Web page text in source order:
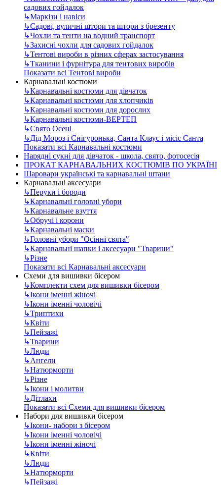
садових гойдалок
↳Маркізи і навіси
↳Садові, вуличні штори та штори з брезенту
↳Чохли та тенти на водний транспорт
↳Захисні чохли для садових гойдалок
↳Тентові вироби в різних сферах застосування
↳Тканини і фурнітура для тентових виробів
Показати всі Тентові вироби
Карнавальні костюми
↳Карнавальні костюми для дівчаток
↳Карнавальні костюми для хлопчиків
↳Карнавальні костюми для дорослих
↳Карнавальні костюми-ВЕРТЕП
↳Свято Осені
↳Дід Мороз і Снігуронька, Санта Клаус і місіс Санта
Показати всі Карнавальні костюми
Нарядні сукні для дівчаток - школа, свято, фотосесія
ПРОКАТ КАРНАВАЛЬНИХ КОСТЮМІВ ПО УКРАЇНІ
Шаровари українські та карнавальні штани
Карнавальні аксесуари
↳Перуки і бороди
↳Карнавальні головні убори
↳Карнавальне взуття
↳Обручі і корони
↳Карнавальні маски
↳Головні убори "Осінні свята"
↳Карнавальні шапки і аксесуари "Тварини"
↳Різне
Показати всі Карнавальні аксесуари
Схеми для вишивки бісером
↳Комплекти схем для вишивки бісером
↳Ікони іменні жіночі
↳Ікони іменні чоловічі
↳Триптихи
↳Квіти
↳Пейзажі
↳Тварини
↳Люди
↳Ангели
↳Натюрморти
↳Різне
↳Ікони і молитви
↳Дітлахи
Показати всі Схеми для вишивки бісером
Набори для вишивки бісером
↳Ікони- набори з бісером
↳Ікони іменні чоловічі
↳Ікони іменні жіночі
↳Квіти
↳Люди
↳Натюрморти
↳Пейзажі